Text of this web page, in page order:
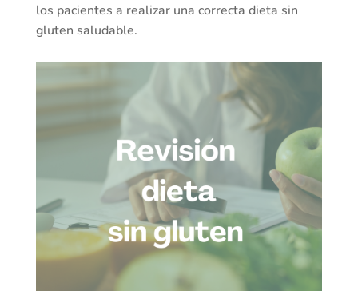
los pacientes a realizar una correcta dieta sin
gluten saludable.